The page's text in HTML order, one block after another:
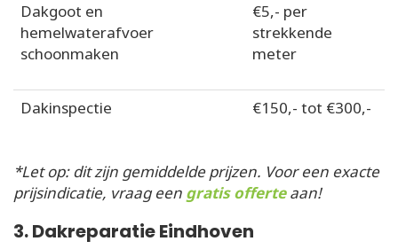
Dakgoot en
hemelwaterafvoer
schoonmaken
€5,- per
strekkende
meter
Dakinspectie €150,- tot €300,-
*Let op: dit zijn gemiddelde prijzen. Voor een exacte
prijsindicatie, vraag een gratis offerteaan!
3. Dakreparatie Eindhoven